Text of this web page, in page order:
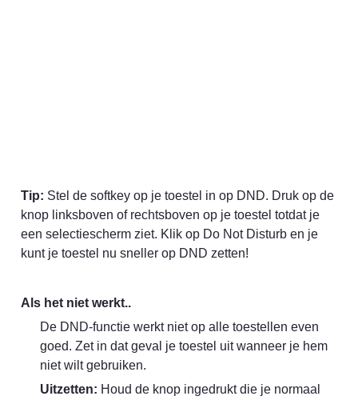
Tip: Stel de softkey op je toestel in op DND. Druk op de
knop linksboven of rechtsboven op je toestel totdat je
een selectiescherm ziet. Klik op Do Not Disturb en je
kunt je toestel nu sneller op DND zetten!
Als het niet werkt..
De DND-functie werkt niet op alle toestellen even
goed. Zet in dat geval je toestel uit wanneer je hem
niet wilt gebruiken.
Uitzetten: Houd de knop ingedrukt die je normaal